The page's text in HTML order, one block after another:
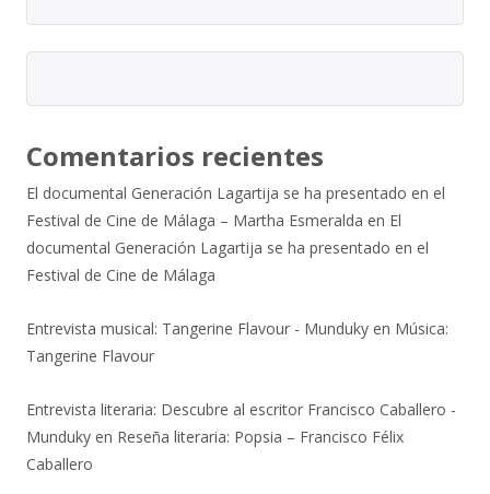
Comentarios recientes
El documental Generación Lagartija se ha presentado en el
Festival de Cine de Málaga – Martha Esmeralda en El
documental Generación Lagartija se ha presentado en el
Festival de Cine de Málaga
Entrevista musical: Tangerine Flavour - Munduky en Música:
Tangerine Flavour
Entrevista literaria: Descubre al escritor Francisco Caballero -
Munduky en Reseña literaria: Popsia – Francisco Félix
Caballero